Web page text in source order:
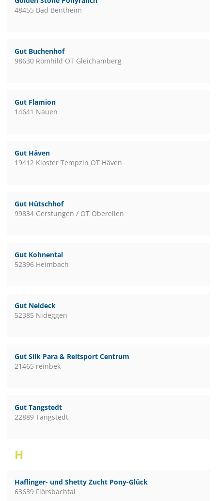
48455 Bad Bentheim
Gut Buchenhof
98630 Römhild OT Gleichamberg
Gut Flamion
14641 Nauen
Gut Häven
19412 Kloster Tempzin OT Häven
Gut Hütschhof
99834 Gerstungen / OT Oberellen
Gut Kohnental
52396 Heimbach
Gut Neideck
52385 Nideggen
Gut Silk Para & Reitsport Centrum
21465 reinbek
Gut Tangstedt
22889 Tangstedt
H
Haflinger- und Shetty Zucht Pony-Glück
63639 Flörsbachtal